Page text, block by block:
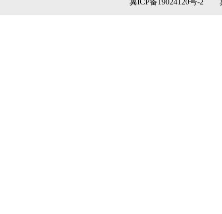
冀ICP备19024120号-2